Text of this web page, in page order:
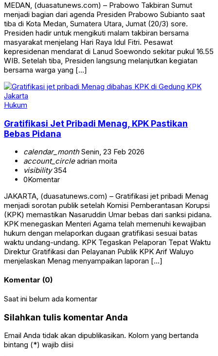
MEDAN, (duasatunews.com) – Prabowo Takbiran Sumut
menjadi bagian dari agenda Presiden Prabowo Subianto saat
tiba di Kota Medan, Sumatera Utara, Jumat (20/3) sore.
Presiden hadir untuk mengikuti malam takbiran bersama
masyarakat menjelang Hari Raya Idul Fitri. Pesawat
kepresidenan mendarat di Lanud Soewondo sekitar pukul 16.55
WIB. Setelah tiba, Presiden langsung melanjutkan kegiatan
bersama warga yang […]
Hukum
Gratifikasi Jet Pribadi Menag, KPK Pastikan
Bebas Pidana
calendar_monthSenin, 23 Feb 2026
account_circleadrian moita
visibility354
0Komentar
JAKARTA, (duasatunews.com) – Gratifikasi jet pribadi Menag
menjadi sorotan publik setelah Komisi Pemberantasan Korupsi
(KPK) memastikan Nasaruddin Umar bebas dari sanksi pidana.
KPK menegaskan Menteri Agama telah memenuhi kewajiban
hukum dengan melaporkan dugaan gratifikasi sesuai batas
waktu undang-undang. KPK Tegaskan Pelaporan Tepat Waktu
Direktur Gratifikasi dan Pelayanan Publik KPK Arif Waluyo
menjelaskan Menag menyampaikan laporan […]
Komentar (0)
Saat ini belum ada komentar
Silahkan tulis komentar Anda
Email Anda tidak akan dipublikasikan. Kolom yang bertanda
bintang (*) wajib diisi